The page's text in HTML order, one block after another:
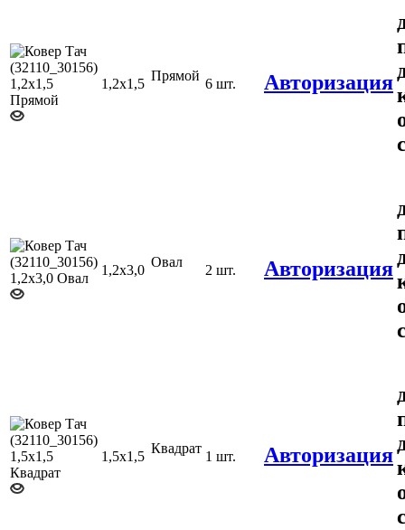
1,2х1,5
Прямой
6 шт. Авторизация
1,2х3,0
Овал
2 шт. Авторизация
1,5х1,5
Квадрат
1 шт. Авторизация